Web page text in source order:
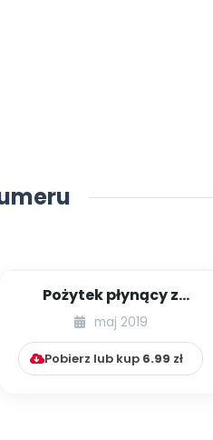
Pożytek płynący z
konfliktów
rówieśniczych
maj 2019
Pobierz lub kup 6.99 zł